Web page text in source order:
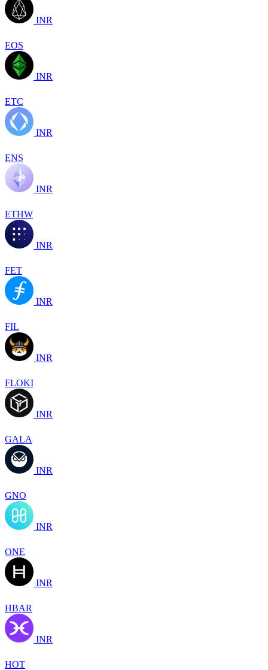
INR
EOS
INR
ETC
INR
ENS
INR
ETHW
INR
FET
INR
FIL
INR
FLOKI
INR
GALA
INR
GNO
INR
ONE
INR
HBAR
INR
HOT